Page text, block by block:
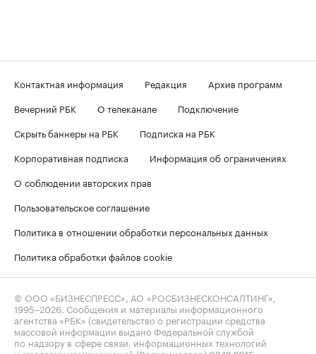
Контактная информация Редакция
Архив программ
Вечерний РБК
О телеканале
Подключение
Скрыть баннеры на РБК
Подписка на РБК
Корпоративная подписка
Информация об ограничениях
О соблюдении авторских прав
Пользовательское соглашение
Политика в отношении обработки персональных данных
Политика обработки файлов cookie
© ООО «БИЗНЕСПРЕСС», АО «РОСБИЗНЕСКОНСАЛТИНГ»,
1995–2026 . Сообщения и материалы информационного
агентства «РБК» (свидетельство о регистрации средства
массовой информации выдано Федеральной службой
по надзору в сфере связи, информационных технологий